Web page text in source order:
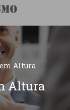
Altura
Altura